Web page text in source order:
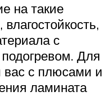
на такие
с
Для
вас с плюсами и
ламината